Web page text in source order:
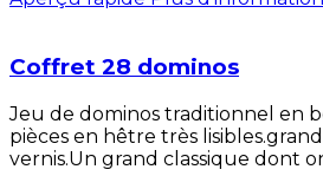
Coffret 28 dominos
Jeu de dominos traditionnel en
pièces en hêtre très
vernis.Un grand classique dont